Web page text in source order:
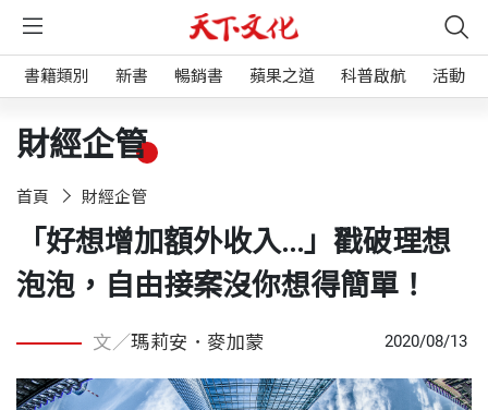
書籍類別 新書 暢銷書 蘋果之道 科普啟航 活動
財經企管
首頁 財經企管
「好想增加額外收入...」戳破理想
泡泡，自由接案沒你想得簡單！
文／瑪莉安．麥加蒙 2020/08/13